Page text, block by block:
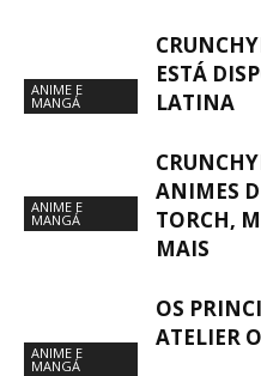
ANIME E
MANGÁ
ESTÁ
LATINA
ANIME E
MANGÁ
ANIMES
TORCH,
MAIS
ANIME E
MANGÁ
OS
ATELIER